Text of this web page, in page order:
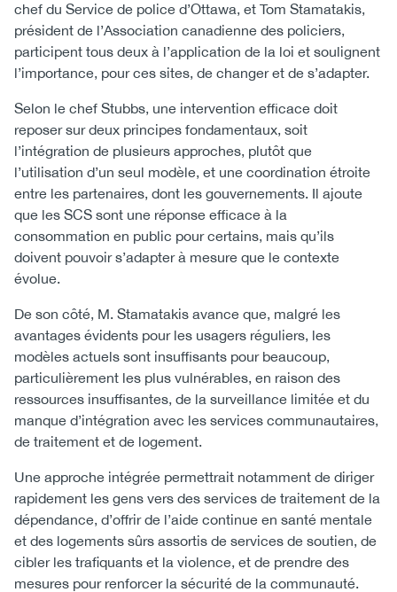
chef du Service de police d’Ottawa, et Tom Stamatakis,
président de l’Association canadienne des policiers,
participent tous deux à l’application de la loi et soulignent
l’importance, pour ces sites, de changer et de s’adapter.
Selon le chef Stubbs, une intervention efficace doit
reposer sur deux principes fondamentaux, soit
l’intégration de plusieurs approches, plutôt que
l’utilisation d’un seul modèle, et une coordination étroite
entre les partenaires, dont les gouvernements. Il ajoute
que les SCS sont une réponse efficace à la
consommation en public pour certains, mais qu’ils
doivent pouvoir s’adapter à mesure que le contexte
évolue.
De son côté, M. Stamatakis avance que, malgré les
avantages évidents pour les usagers réguliers, les
modèles actuels sont insuffisants pour beaucoup,
particulièrement les plus vulnérables, en raison des
ressources insuffisantes, de la surveillance limitée et du
manque d’intégration avec les services communautaires,
de traitement et de logement.
Une approche intégrée permettrait notamment de diriger
rapidement les gens vers des services de traitement de la
dépendance, d’offrir de l’aide continue en santé mentale
et des logements sûrs assortis de services de soutien, de
cibler les trafiquants et la violence, et de prendre des
mesures pour renforcer la sécurité de la communauté.